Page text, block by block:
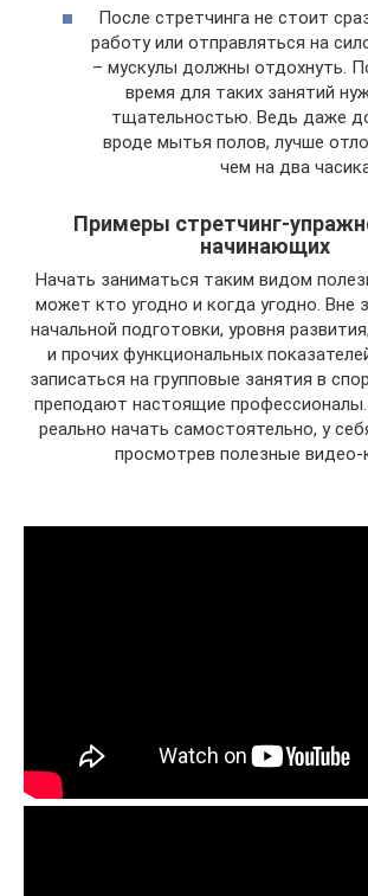
После стретчинга не стоит
работу или отправляться на
– мускулы должны отдохнуть.
время для таких занятий
тщательностью. Ведь даже
вроде мытья полов, лучше
чем на два
Примеры стретчинг-
начинающих
Начать заниматься таким видом
может кто угодно и когда угодно. Вне
начальной подготовки, уровня
и прочих функциональных
записаться на групповые занятия в
преподают настоящие
реально начать самостоятельно, у
просмотрев полезные видео-